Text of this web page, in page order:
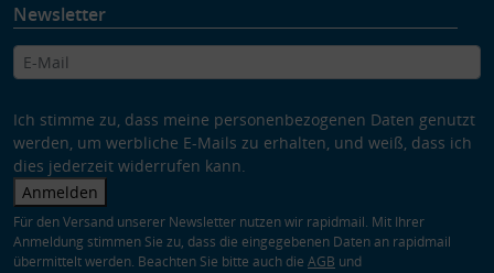
Newsletter
Ich stimme zu, dass meine personenbezogenen Daten genutzt
werden, um werbliche E-Mails zu erhalten, und weiß, dass ich
dies jederzeit widerrufen kann.
Anmelden
Für den Versand unserer Newsletter nutzen wir rapidmail. Mit Ihrer
Anmeldung stimmen Sie zu, dass die eingegebenen Daten an rapidmail
übermittelt werden. Beachten Sie bitte auch die AGB und